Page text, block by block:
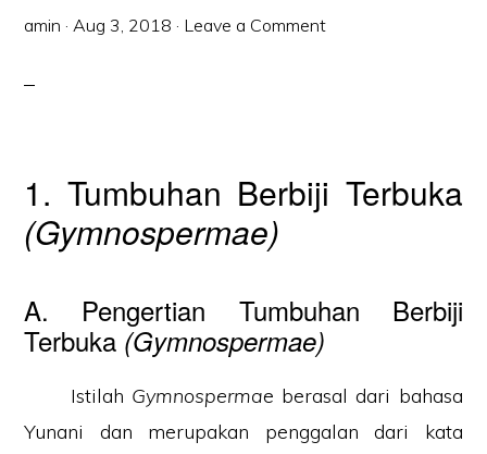
amin ·Aug 3, 2018 · Leave a Comment
1. Tumbuhan Berbiji Terbuka
(Gymnospermae)
A. Pengertian Tumbuhan Berbiji
Terbuka (Gymnospermae)
Istilah Gymnospermae berasal dari bahasa
Yunani dan merupakan penggalan dari kata